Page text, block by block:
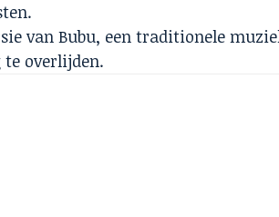
van Bubu, een traditionele
te overlijden.